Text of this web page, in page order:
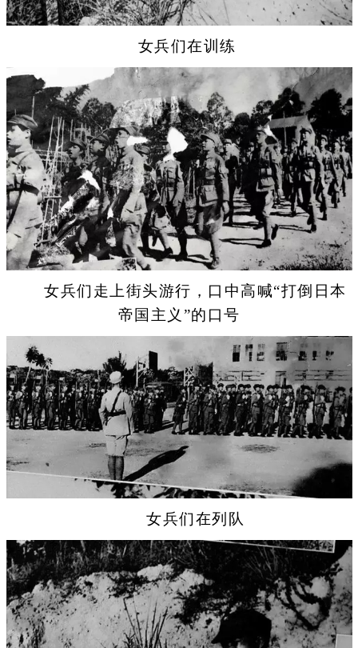
女兵们在训练
女兵们走上街头游行，口中高喊“打倒日本
帝国主义”的口号
女兵们在列队